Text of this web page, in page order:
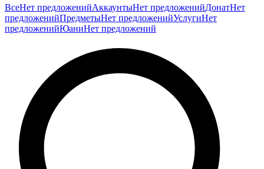
Для MMORPG это базовая логика. Любой пробел в
экипировке или материалах быстро начинает тормозить
развитие, снижать темп фарма и откладывать доступ к более
интересному контенту. Особенно заметно это на этапах, когда
персонаж уже вышел из стартовой зоны, но еще не добрался
до действительно комфортного состояния по силе. В такие
моменты точечное усиление ощущается особенно полезным.
Покупка предметов Perfect World обычно нужна тем, кто хочет
закрыть конкретный дефицит по сборке и быстрее двигаться
вперед. На GG.Store такие предложения размещают сами
игроки, поэтому категорию удобно использовать для более
точечного усиления персонажа.
ВсеНет предложенийАккаунтыНет предложенийДонатНет
предложенийПредметыНет предложенийУслугиНет
предложенийЮаниНет предложений